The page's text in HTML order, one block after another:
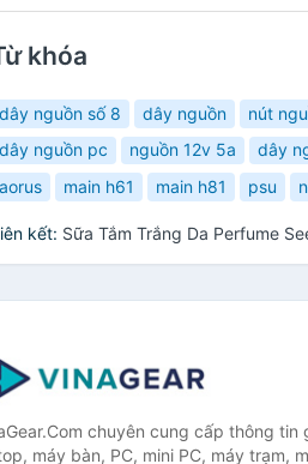
khóa
dây nguồn số 8 dây nguồn nút
dây nguồn pc
nguồn 12v 5a dây
aorus
main h61 main h81 psu
kết: Sữa Tắm Trắng Da Perfume
chuyên cung cấp thông
máy bàn, PC, mini PC, máy trạm,